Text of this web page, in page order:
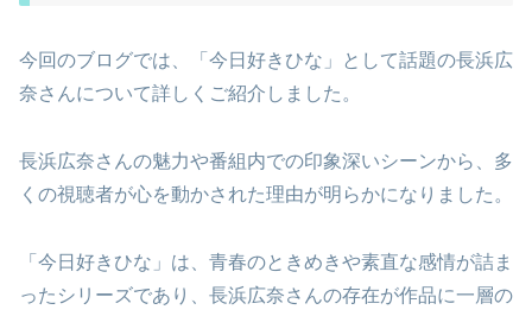
今回のブログでは、「今日好きひな」として話題の長浜広
奈さんについて詳しくご紹介しました。
長浜広奈さんの魅力や番組内での印象深いシーンから、多
くの視聴者が心を動かされた理由が明らかになりました。
「今日好きひな」は、青春のときめきや素直な感情が詰ま
ったシリーズであり、長浜広奈さんの存在が作品に一層の